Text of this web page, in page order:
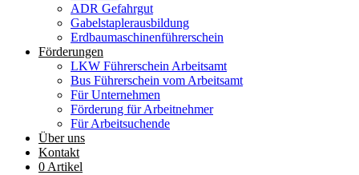
ADR Gefahrgut
Gabelstaplerausbildung
Erdbaumaschinenführerschein
Förderungen
LKW Führerschein Arbeitsamt
Bus Führerschein vom Arbeitsamt
Für Unternehmen
Förderung für Arbeitnehmer
Für Arbeitsuchende
Über uns
Kontakt
0 Artikel